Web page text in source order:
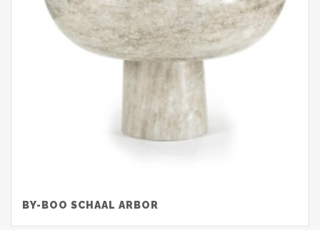
BY-BOO SCHAAL ARBOR